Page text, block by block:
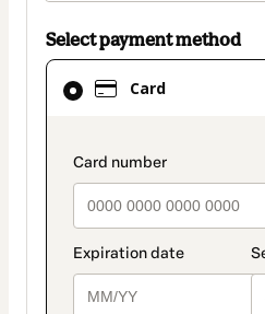
Select payment method
Card
Card
selected
method